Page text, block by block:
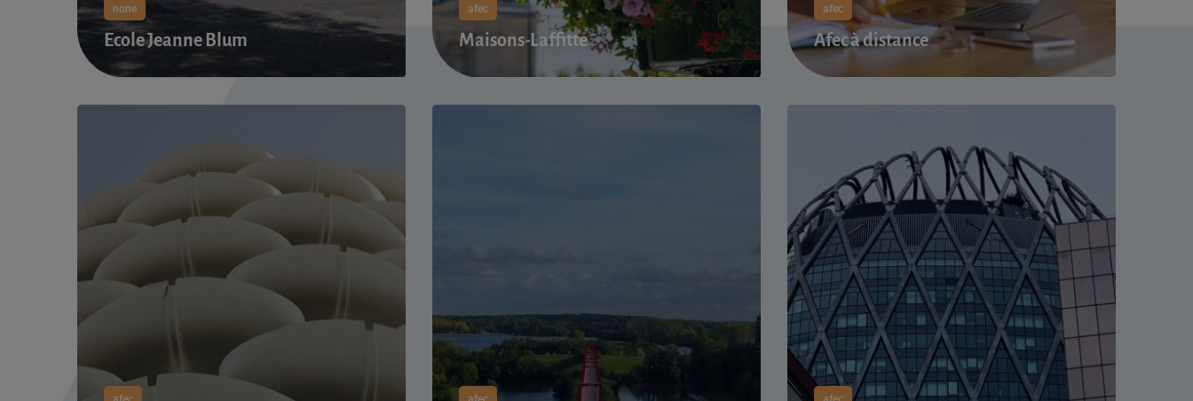
none
Ecole Jeanne Blum
afec
Maisons-Laffitte
afec
Afec à distance